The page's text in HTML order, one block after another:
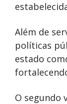
Além de
políticas
estado
O segundo